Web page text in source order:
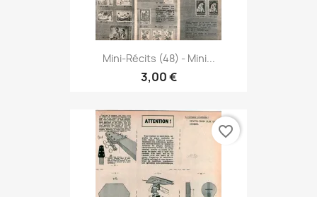
Mini-Récits (48) - Mini...
3,00 €
favorite_border